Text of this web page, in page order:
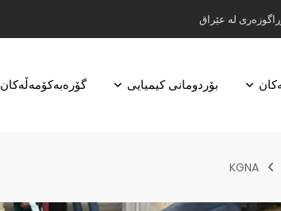
لە عێراق
بۆردومانی کیمیایی گۆرەبەکۆمەڵەکان
KGNA